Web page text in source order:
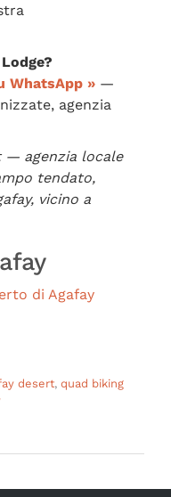
WhatsApp » —
agenzia
— agenzia locale
tendato,
vicino a
di Agafay
desert, quad biking